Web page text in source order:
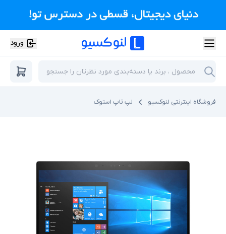
ورود
فروشگاه اینترنتی لنوکسیو لپ تاپ استوک